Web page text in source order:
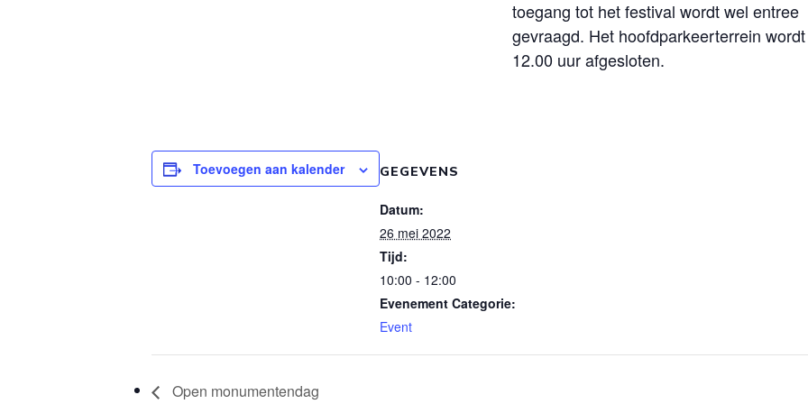
toegang tot het festival wordt wel entree
gevraagd. Het hoofdparkeerterrein
12.00 uur afgesloten.
Toevoegen aan kalender GEGEVENS
Datum:
26 mei 2022
Tijd:
10:00 - 12:00
Evenement Categorie:
Event
Open monumentendag